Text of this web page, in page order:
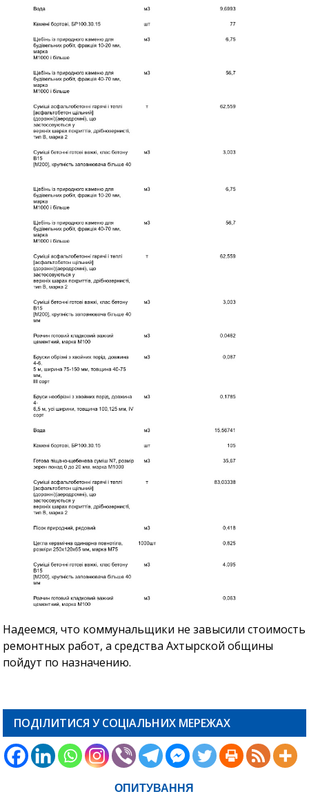
Надеемся, что коммунальщики не завысили стоимость
ремонтных работ, а средства Ахтырской общины
пойдут по назначению.
ПОДІЛИТИСЯ У СОЦІАЛЬНИХ МЕРЕЖАХ
ОПИТУВАННЯ